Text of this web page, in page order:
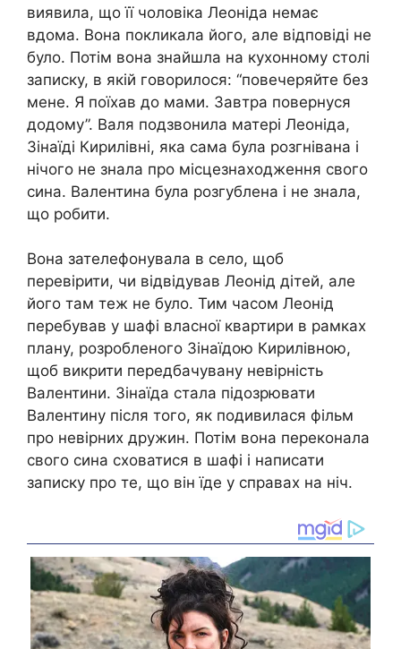
виявила, що її чоловіка Леоніда немає
вдома. Вона покликала його, але відповіді не
було. Потім вона знайшла на кухонному столі
записку, в якій говорилося: “повечеряйте без
мене. Я поїхав до мами. Завтра повернуся
додому”. Валя подзвонила матері Леоніда,
Зінаїді Кирилівні, яка сама була розгнівана і
нічого не знала про місцезнаходження свого
сина. Валентина була розгублена і не знала,
що робити.
Вона зателефонувала в село, щоб
перевірити, чи відвідував Леонід дітей, але
його там теж не було. Тим часом Леонід
перебував у шафі власної квартири в рамках
плану, розробленого Зінаїдою Кирилівною,
щоб викрити передбачувану невірність
Валентини. Зінаїда стала підозрювати
Валентину після того, як подивилася фільм
про невірних дружин. Потім вона переконала
свого сина сховатися в шафі і написати
записку про те, що він їде у справах на ніч.